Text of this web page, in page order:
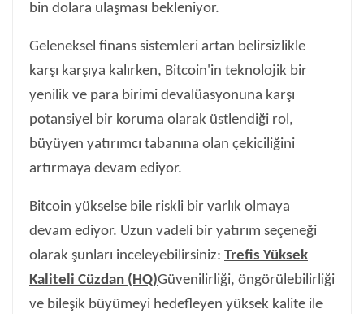
bin dolara ulaşması bekleniyor.
Geleneksel finans sistemleri artan belirsizlikle
karşı karşıya kalırken, Bitcoin'in teknolojik bir
yenilik ve para birimi devalüasyonuna karşı
potansiyel bir koruma olarak üstlendiği rol,
büyüyen yatırımcı tabanına olan çekiciliğini
artırmaya devam ediyor.
Bitcoin yükselse bile riskli bir varlık olmaya
devam ediyor. Uzun vadeli bir yatırım seçeneği
olarak şunları inceleyebilirsiniz: Trefis Yüksek
Kaliteli Cüzdan (HQ)Güvenilirliği, öngörülebilirliği
ve bileşik büyümeyi hedefleyen yüksek kalite ile